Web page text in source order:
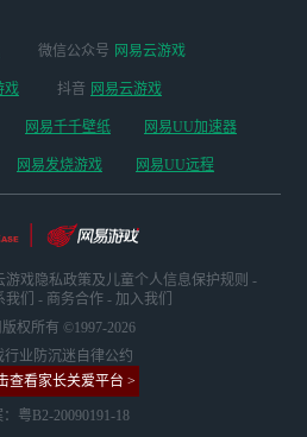
微信公众号 网易云游戏
戏 抖音 网易云游戏
网易千千壁纸 网易UU加速器
网易发烧游戏 网易UU远程
游戏隐私政策及儿童个人信息保护规则 -
们 - 商务合作 - 加入我们
权所有 ©1997-2026
行业防沉迷自律公约
查看家长关爱平台 >
：粤B2-20090191-18